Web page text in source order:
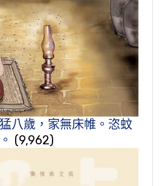
八歲，家無床帷。恣蚊
(9,962)